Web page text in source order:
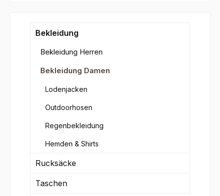
Bekleidung
Bekleidung Herren
Bekleidung Damen
Lodenjacken
Outdoorhosen
Regenbekleidung
Hemden & Shirts
Rucksäcke
Taschen